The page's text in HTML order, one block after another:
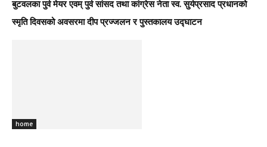
बुटवलका पुर्व मेयर एवम् पुर्व सांसद तथा कांग्रेस नेता स्व. सुर्यप्रसाद प्रधानको
स्मृति दिवसको अवसरमा दीप प्रज्जलन र पुस्तकालय उद्घाटन
home